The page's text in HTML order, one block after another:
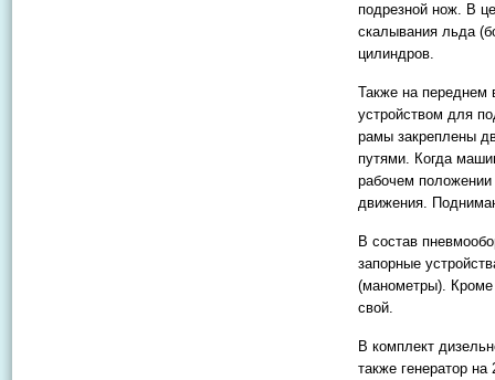
подрезной нож. В
скалывания льда
цилиндров.
Также на переднем
устройством для
рамы закреплены
путями. Когда
рабочем
движения.
В состав
запорные
(манометры). Кроме
свой.
В комплект
также генератор на